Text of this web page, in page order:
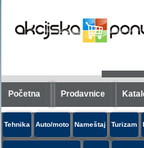
Početna Prodavnice
Tehnika Auto/moto Nameštaj Turizam